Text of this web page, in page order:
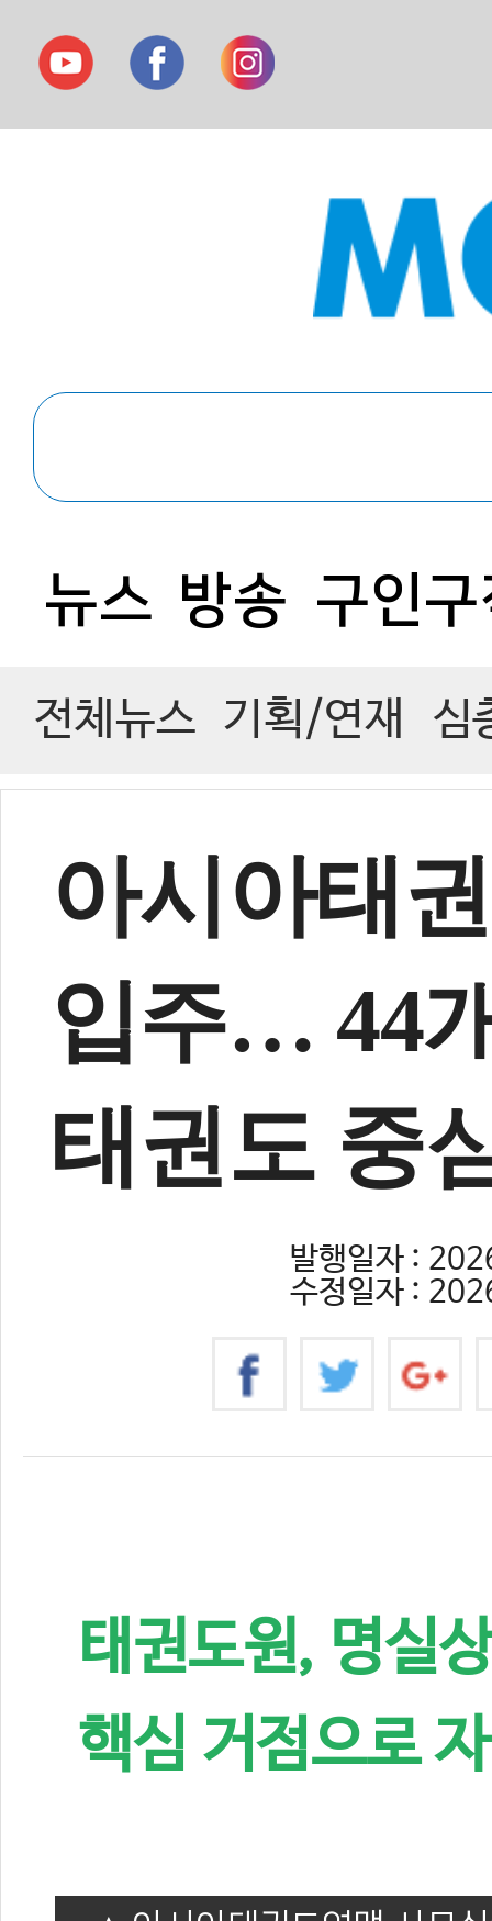
뉴스 방송 구인
전체뉴스 기획/연재 심
아시아태
입주… 44
태권도 중
발행일자 :
수정일자 :
태권도원, 명실
핵심 거점으로